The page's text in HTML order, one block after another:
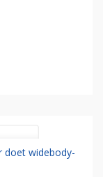
doet widebody-